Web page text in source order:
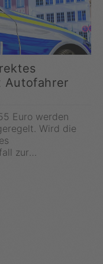
Autofahrer
Euro werden
Wird die
zur